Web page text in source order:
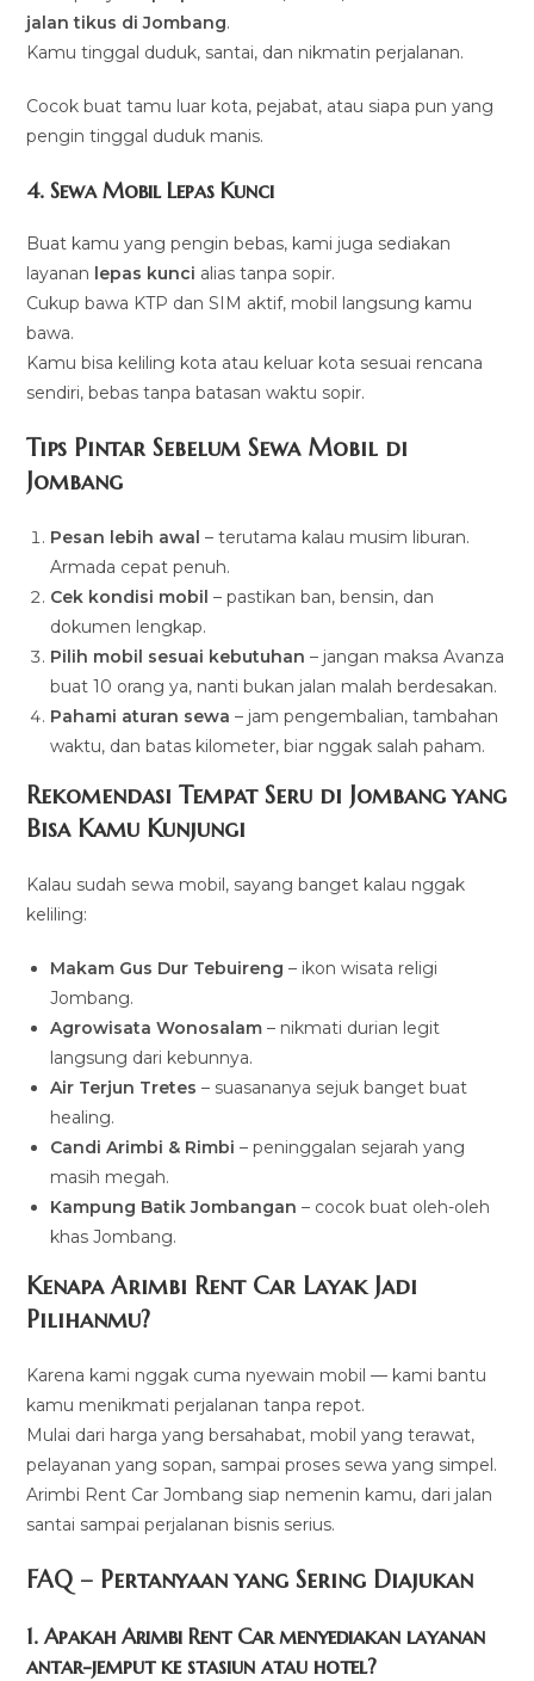
jalan tikus di Jombang.
Kamu tinggal duduk, santai, dan nikmatin perjalanan.
Cocok buat tamu luar kota, pejabat, atau siapa pun yang
pengin tinggal duduk manis.
4. Sewa Mobil Lepas Kunci
Buat kamu yang pengin bebas, kami juga sediakan
layanan lepas kunci alias tanpa sopir.
Cukup bawa KTP dan SIM aktif, mobil langsung kamu
bawa.
Kamu bisa keliling kota atau keluar kota sesuai rencana
sendiri, bebas tanpa batasan waktu sopir.
Tips Pintar Sebelum Sewa Mobil di
Jombang
Pesan lebih awal – terutama kalau musim liburan.
Armada cepat penuh.
Cek kondisi mobil – pastikan ban, bensin, dan
dokumen lengkap.
Pilih mobil sesuai kebutuhan – jangan maksa Avanza
buat 10 orang ya, nanti bukan jalan malah berdesakan.
Pahami aturan sewa – jam pengembalian, tambahan
waktu, dan batas kilometer, biar nggak salah paham.
Rekomendasi Tempat Seru di Jombang yang
Bisa Kamu Kunjungi
Kalau sudah sewa mobil, sayang banget kalau nggak
keliling:
Makam Gus Dur Tebuireng – ikon wisata religi
Jombang.
Agrowisata Wonosalam – nikmati durian legit
langsung dari kebunnya.
Air Terjun Tretes – suasananya sejuk banget buat
healing.
Candi Arimbi & Rimbi – peninggalan sejarah yang
masih megah.
Kampung Batik Jombangan – cocok buat oleh-oleh
khas Jombang.
Kenapa Arimbi Rent Car Layak Jadi
Pilihanmu?
Karena kami nggak cuma nyewain mobil — kami bantu
kamu menikmati perjalanan tanpa repot.
Mulai dari harga yang bersahabat, mobil yang terawat,
pelayanan yang sopan, sampai proses sewa yang simpel.
Arimbi Rent Car Jombang siap nemenin kamu, dari jalan
santai sampai perjalanan bisnis serius.
FAQ – Pertanyaan yang Sering Diajukan
1. Apakah Arimbi Rent Car menyediakan layanan
antar-jemput ke stasiun atau hotel?